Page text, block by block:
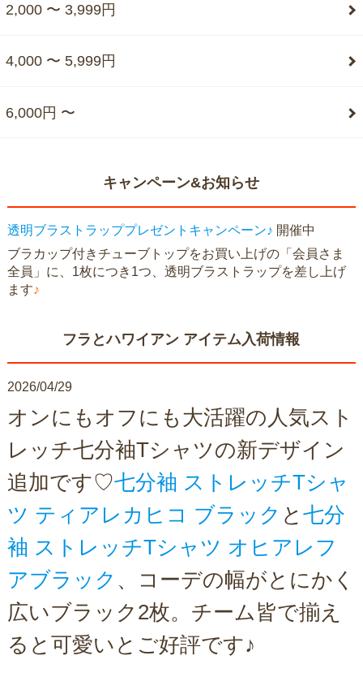
2,000 〜 3,999円
4,000 〜 5,999円
6,000円 〜
キャンペーン&お知らせ
透明ブラストラッププレゼントキャンペーン♪ 開催中
ブラカップ付きチューブトップをお買い上げの「会員さま
全員」に、1枚につき1つ、透明ブラストラップを差し上げ
ます♪
フラとハワイアン アイテム入荷情報
2026/04/29
オンにもオフにも大活躍の人気スト
レッチ七分袖Tシャツの新デザイン
追加です♡七分袖 ストレッチTシャ
ツ ティアレカヒコ ブラック と 七分
袖 ストレッチTシャツ オヒアレフ
アブラック 、コーデの幅がとにかく
広いブラック2枚。チーム皆で揃え
ると可愛いとご好評です♪